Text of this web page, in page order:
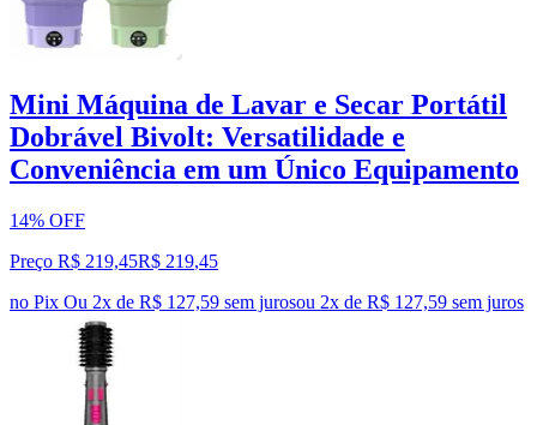
Mini Máquina de Lavar e Secar Portátil
Dobrável Bivolt: Versatilidade e
Conveniência em um Único Equipamento
14% OFF
Preço R$ 219,45R$ 219,45
no Pix Ou 2x de R$ 127,59 sem jurosou 2x de R$ 127,59 sem juros